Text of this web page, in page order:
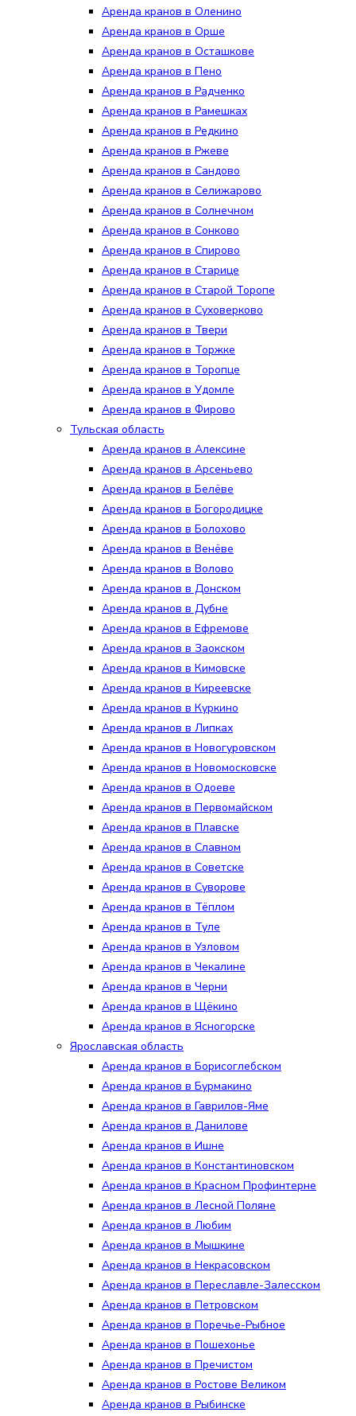
Аренда кранов в Оленино
Аренда кранов в Орше
Аренда кранов в Осташкове
Аренда кранов в Пено
Аренда кранов в Радченко
Аренда кранов в Рамешках
Аренда кранов в Редкино
Аренда кранов в Ржеве
Аренда кранов в Сандово
Аренда кранов в Селижарово
Аренда кранов в Солнечном
Аренда кранов в Сонково
Аренда кранов в Спирово
Аренда кранов в Старице
Аренда кранов в Старой Торопе
Аренда кранов в Суховерково
Аренда кранов в Твери
Аренда кранов в Торжке
Аренда кранов в Торопце
Аренда кранов в Удомле
Аренда кранов в Фирово
Тульская область
Аренда кранов в Алексине
Аренда кранов в Арсеньево
Аренда кранов в Белёве
Аренда кранов в Богородицке
Аренда кранов в Болохово
Аренда кранов в Венёве
Аренда кранов в Волово
Аренда кранов в Донском
Аренда кранов в Дубне
Аренда кранов в Ефремове
Аренда кранов в Заокском
Аренда кранов в Кимовске
Аренда кранов в Киреевске
Аренда кранов в Куркино
Аренда кранов в Липках
Аренда кранов в Новогуровском
Аренда кранов в Новомосковске
Аренда кранов в Одоеве
Аренда кранов в Первомайском
Аренда кранов в Плавске
Аренда кранов в Славном
Аренда кранов в Советске
Аренда кранов в Суворове
Аренда кранов в Тёплом
Аренда кранов в Туле
Аренда кранов в Узловом
Аренда кранов в Чекалине
Аренда кранов в Черни
Аренда кранов в Щёкино
Аренда кранов в Ясногорске
Ярославская область
Аренда кранов в Борисоглебском
Аренда кранов в Бурмакино
Аренда кранов в Гаврилов-Яме
Аренда кранов в Данилове
Аренда кранов в Ишне
Аренда кранов в Константиновском
Аренда кранов в Красном Профинтерне
Аренда кранов в Лесной Поляне
Аренда кранов в Любим
Аренда кранов в Мышкине
Аренда кранов в Некрасовском
Аренда кранов в Переславле-Залесском
Аренда кранов в Петровском
Аренда кранов в Поречье-Рыбное
Аренда кранов в Пошехонье
Аренда кранов в Пречистом
Аренда кранов в Ростове Великом
Аренда кранов в Рыбинске